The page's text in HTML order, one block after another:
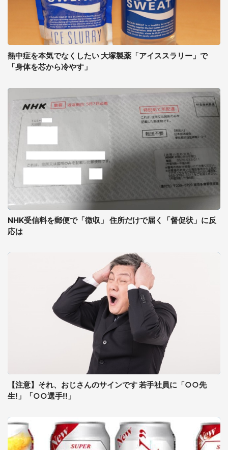
熱中症を本気でなくしたい 大塚製薬「アイススラリー」で
「身体を芯から冷やす」
NHK受信料を郵便で「徴収」 住所だけで届く「督促状」に反
応は
【注意】それ、おじさんのサインです 若手社員に「○○先
生!」「○○選手!!」